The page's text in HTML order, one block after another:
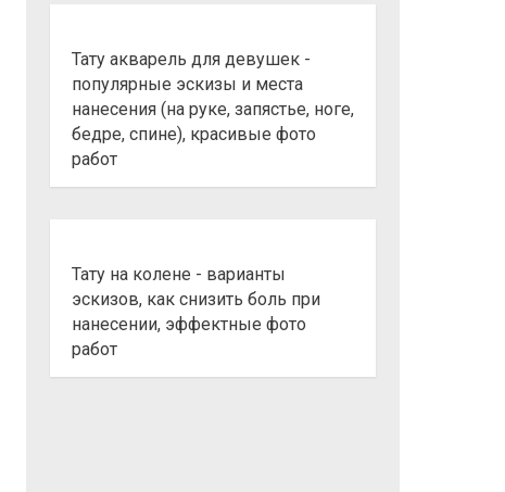
Тату акварель для девушек -
популярные эскизы и места
нанесения (на руке, запястье, ноге,
бедре, спине), красивые фото
работ
Тату на колене - варианты
эскизов, как снизить боль при
нанесении, эффектные фото
работ